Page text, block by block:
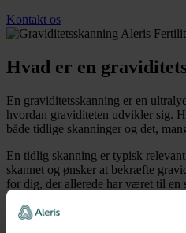
Kontakt os
Hvad er en
En graviditetsskanning er en
hvordan graviditeten udvikler sig.
både tidlige skanninger og det,
En tidlig skanning er typisk
skannet og ønsker at bekræfte
for dig, der allerede har været til en
men ønsker at sikre, at alt stadig ser